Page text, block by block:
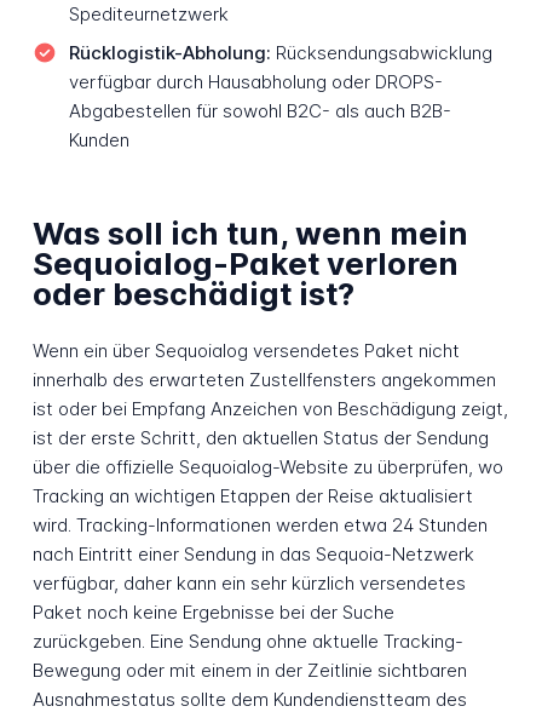
Spediteurnetzwerk
Rücklogistik-Abholung: Rücksendungsabwicklung
verfügbar durch Hausabholung oder DROPS-
Abgabestellen für sowohl B2C- als auch B2B-
Kunden
Was soll ich tun, wenn mein
Sequoialog-Paket verloren
oder beschädigt ist?
Wenn ein über Sequoialog versendetes Paket nicht
innerhalb des erwarteten Zustellfensters angekommen
ist oder bei Empfang Anzeichen von Beschädigung zeigt,
ist der erste Schritt, den aktuellen Status der Sendung
über die offizielle Sequoialog-Website zu überprüfen, wo
Tracking an wichtigen Etappen der Reise aktualisiert
wird. Tracking-Informationen werden etwa 24 Stunden
nach Eintritt einer Sendung in das Sequoia-Netzwerk
verfügbar, daher kann ein sehr kürzlich versendetes
Paket noch keine Ergebnisse bei der Suche
zurückgeben. Eine Sendung ohne aktuelle Tracking-
Bewegung oder mit einem in der Zeitlinie sichtbaren
Ausnahmestatus sollte dem Kundendienstteam des